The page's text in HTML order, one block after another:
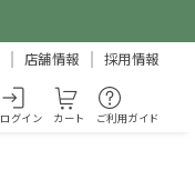
店舗情報 採用情報
ログイン カート ご利用ガイド